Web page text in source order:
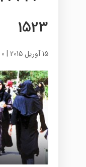
1523
15 آوریل 2015 | 0 نظر